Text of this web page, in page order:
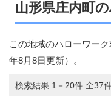
山形県庄内町
この地域のハローワー
年8月8日更新）。
検索結果 1－20件 全37